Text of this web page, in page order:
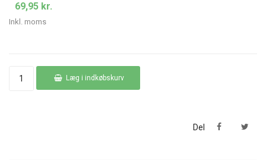
69,95 kr.
Inkl. moms
Læg i indkøbskurv
Del